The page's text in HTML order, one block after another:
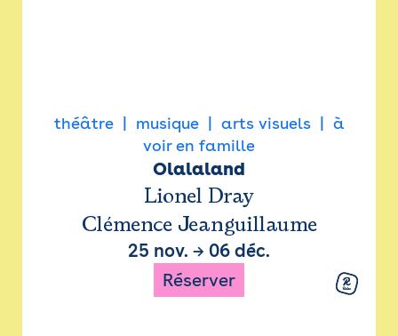
théâtre musique arts visuels
à
voir en famille
Olalaland
Lionel Dray
Clémence Jeanguillaume
25 nov. → 06 déc.
Réserver